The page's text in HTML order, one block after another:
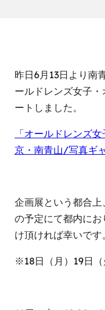
昨日6月13日より南
ールドレンズ女子
ートしました。
「オールドレンズ
京・南青山/写真ギ
企画展という都合
の予定にて都内に
け頂ければ幸いです。
※18日（月）19日（